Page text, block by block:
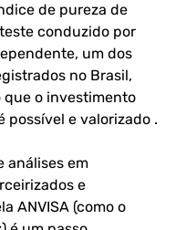
de pureza de
teste conduzido por
um dos
no Brasil,
o investimento
possível e valorizado .
análises em
e
ANVISA (como o